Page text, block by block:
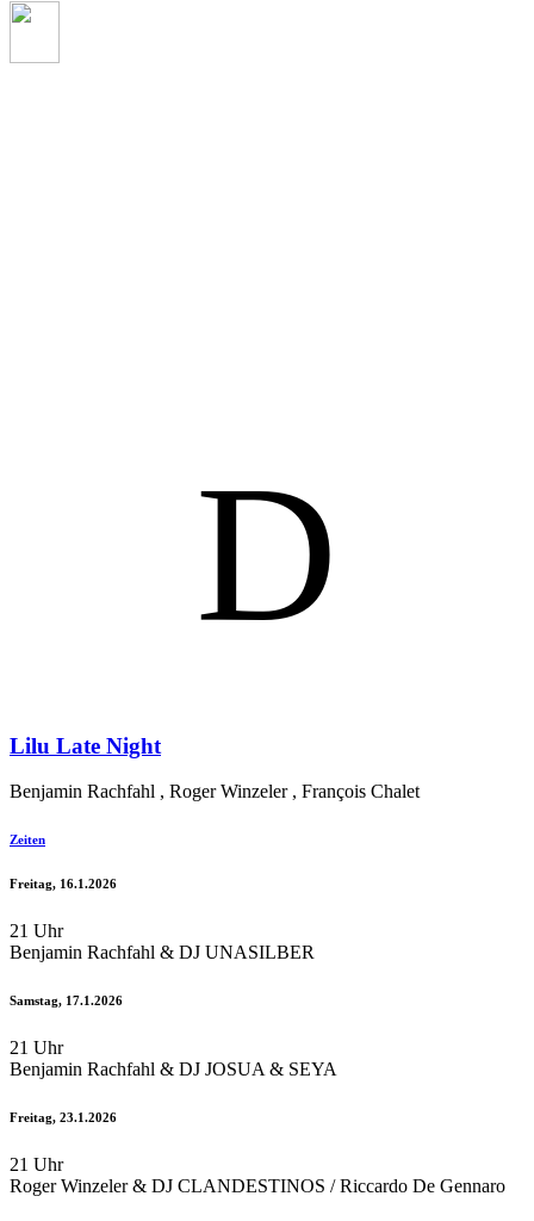
D
Lilu Late Night
Benjamin Rachfahl , Roger Winzeler , François Chalet
Zeiten
Freitag, 16.1.2026
21 Uhr
Benjamin Rachfahl & DJ UNASILBER
Samstag, 17.1.2026
21 Uhr
Benjamin Rachfahl & DJ JOSUA & SEYA
Freitag, 23.1.2026
21 Uhr
Roger Winzeler & DJ CLANDESTINOS / Riccardo De Gennaro